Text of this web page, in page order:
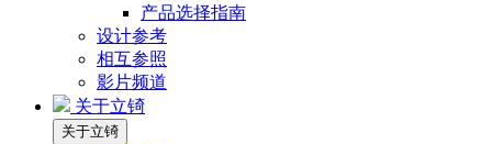
产品选择指南
设计参考
相互参照
影片频道
关于立锜
关于立锜